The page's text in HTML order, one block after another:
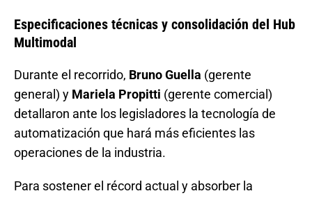
Especificaciones técnicas y consolidación del Hub
Multimodal
Durante el recorrido, Bruno Guella (gerente
general) y Mariela Propitti (gerente comercial)
detallaron ante los legisladores la tecnología de
automatización que hará más eficientes las
operaciones de la industria.
Para sostener el récord actual y absorber la